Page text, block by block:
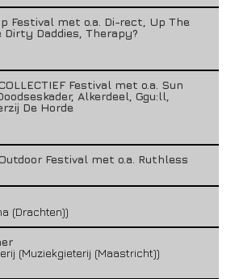
Festival met o.a. Di-rect, Up The
Dirty Daddies, Therapy?
Festival met o.a. Sun
Alkerdeel, Ggu:ll,
De Horde
Festival met o.a. Ruthless
(Drachten))
(Muziekgieterij (Maastricht))